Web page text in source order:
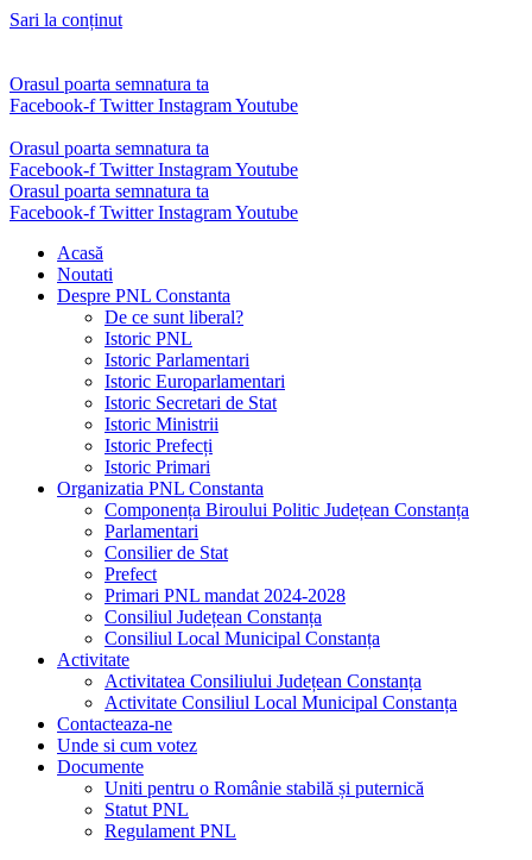
Sari la conținut
Orasul poarta semnatura ta
Facebook-f Twitter InstagramYoutube
Orasul poarta semnatura ta
Facebook-f Twitter InstagramYoutube
Orasul poarta semnatura ta
Facebook-f Twitter InstagramYoutube
Acasă
Noutati
Despre PNL Constanta
De ce sunt liberal?
Istoric PNL
Istoric Parlamentari
Istoric Europarlamentari
Istoric Secretari de Stat
Istoric Ministrii
Istoric Prefecți
Istoric Primari
Organizatia PNL Constanta
Componența Biroului Politic Județean Constanța
Parlamentari
Consilier de Stat
Prefect
Primari PNL mandat 2024-2028
Consiliul Județean Constanța
Consiliul Local Municipal Constanța
Activitate
Activitatea Consiliului Județean Constanța
Activitate Consiliul Local Municipal Constanța
Contacteaza-ne
Unde si cum votez
Documente
Uniti pentru o Românie stabilă și puternică
Statut PNL
Regulament PNL